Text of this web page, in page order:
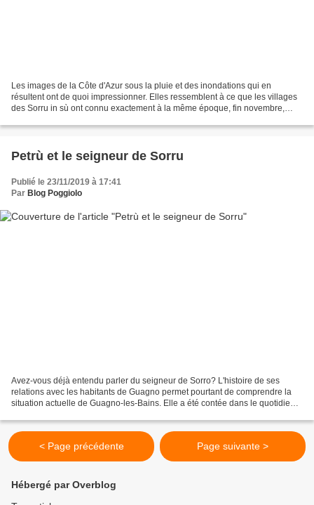
Les images de la Côte d'Azur sous la pluie et des inondations qui en
résultent ont de quoi impressionner. Elles ressemblent à ce que les villages
des Sorru in sù ont connu exactement à la même époque, fin novembre,
Petrù et le seigneur de Sorru
Publié le 23/11/2019 à 17:41
Par Blog Poggiolo
Avez-vous déjà entendu parler du seigneur de Sorro? L'histoire de ses
relations avec les habitants de Guagno permet pourtant de comprendre la
situation actuelle de Guagno-les-Bains. Elle a été contée dans le quotidien
< Page précédente Page suivante >
Hébergé par Overblog